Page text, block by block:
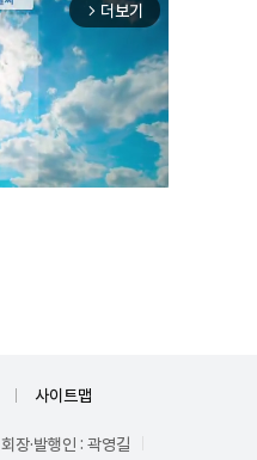
arrow_forward_ios 더보기
사이트맵
회장·발행인 : 곽영길